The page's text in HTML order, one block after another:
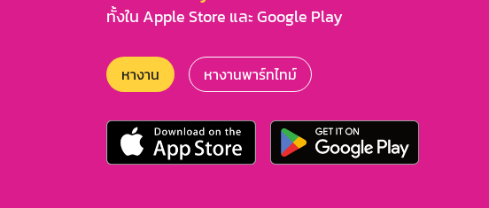
ทั้งใน Apple Store และ Google Play
หางาน หางานพาร์ทไทม์